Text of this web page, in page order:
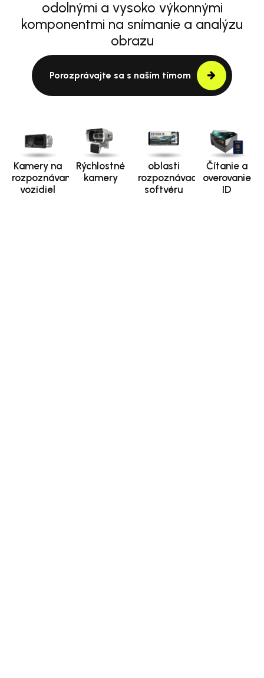
odolnými a vysoko výkonnými
komponentmi na snímanie a analýzu
obrazu
Porozprávajte sa s naším tímom
Kamery na
rozpoznávanie
vozidiel
Rýchlostné
kamery
oblasti
rozpoznávacieho
softvéru
Čítanie a
overovanie
ID